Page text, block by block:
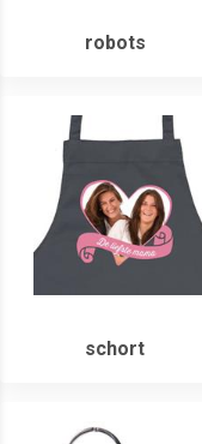
robots
schort